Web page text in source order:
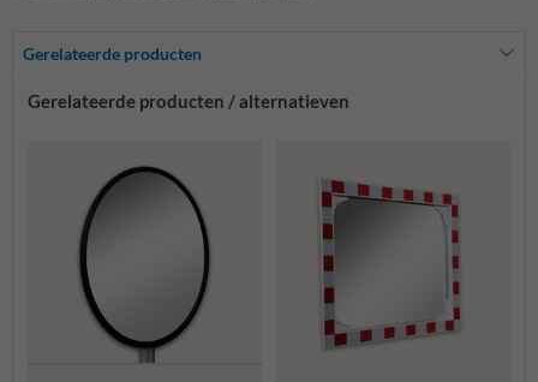
Gerelateerde producten
Gerelateerde producten / alternatieven